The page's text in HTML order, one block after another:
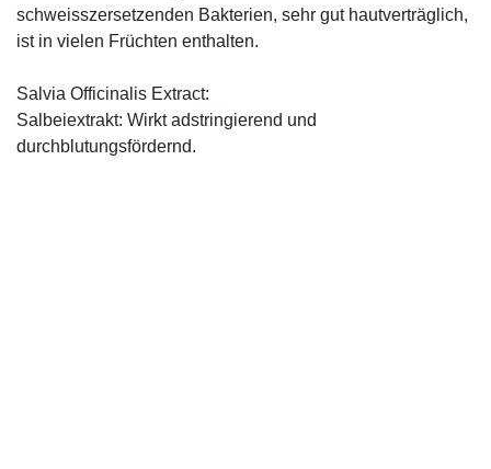
schweisszersetzenden Bakterien, sehr gut hautverträglich,
ist in vielen Früchten enthalten.
Salvia Officinalis Extract:
Salbeiextrakt: Wirkt adstringierend und
durchblutungsfördernd.